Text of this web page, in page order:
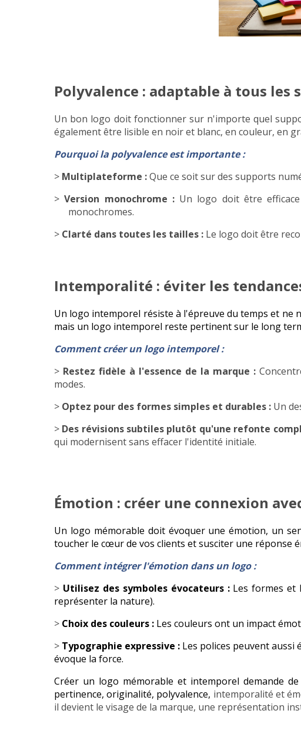
Polyvalence : adaptable à tous les
Un bon logo doit fonctionner sur n'importe quel
également être lisible en noir et blanc, en couleur, en
Pourquoi la polyvalence est importante :
> Multiplateforme :Que ce soit sur des supports
>Version monochrome : Un logo doit être
monochromes.
> Clarté dans toutes les tailles : Le logo doit être
Intemporalité : éviter les
Un logo intemporel résiste à l'épreuve du temps et ne
mais un logo intemporel reste pertinent sur le long
Comment créer un logo intemporel :
> Restez fidèle à l'essence de la marque :
modes.
> Optez pour des formes simples et durables : Un
> Des révisions subtiles plutôt qu'une refonte
qui modernisent sans effacer l'identité initiale.
Émotion : créer une connexion
Un logo mémorable doit évoquer une émotion, un
toucher le cœur de vos clients et susciter une réponse
Comment intégrer l'émotion dans un logo :
> Utilisez des symboles évocateurs :Les formes et
représenter la nature).
> Choix des couleurs : Les couleurs ont un impact
> Typographie expressive : Les polices peuvent aussi
évoque la force.
Créer un logo mémorable et intemporel demande
pertinence, originalité, polyvalence, intemporalité et
il devient le visage de la marque, une représentation